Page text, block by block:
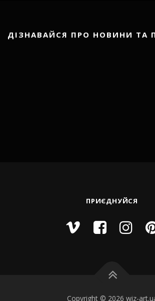
ДІЗНАВАЙСЯ ПРО НОВИНИ ТА
ПРИЄДНУЙСЯ
Copyright © 2026 wiz-